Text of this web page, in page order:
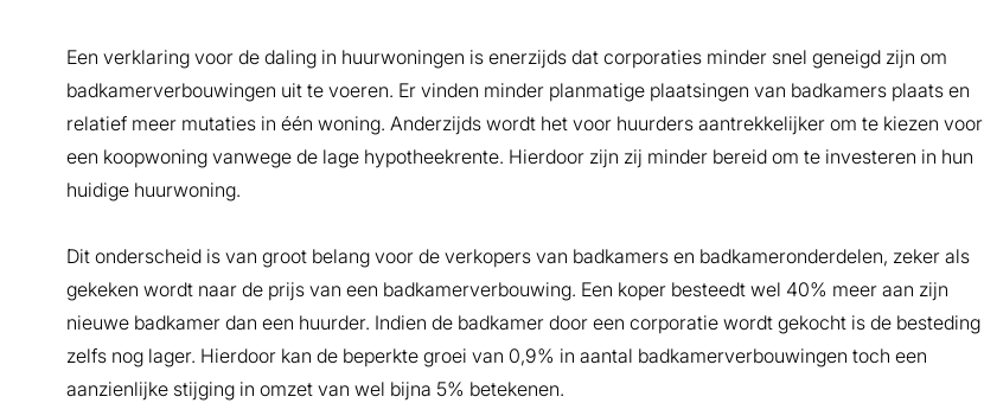
Een verklaring voor de daling in huurwoningen is enerzijds dat corporaties minder snel geneigd zijn om
badkamerverbouwingen uit te voeren. Er vinden minder planmatige plaatsingen van badkamers plaats en
relatief meer mutaties in één woning. Anderzijds wordt het voor huurders aantrekkelijker om te kiezen voor
een koopwoning vanwege de lage hypotheekrente. Hierdoor zijn zij minder bereid om te investeren in hun
huidige huurwoning.
Dit onderscheid is van groot belang voor de verkopers van badkamers en badkameronderdelen, zeker als
gekeken wordt naar de prijs van een badkamerverbouwing. Een koper besteedt wel 40% meer aan zijn
nieuwe badkamer dan een huurder. Indien de badkamer door een corporatie wordt gekocht is de besteding
zelfs nog lager. Hierdoor kan de beperkte groei van 0,9% in aantal badkamerverbouwingen toch een
aanzienlijke stijging in omzet van wel bijna 5% betekenen.